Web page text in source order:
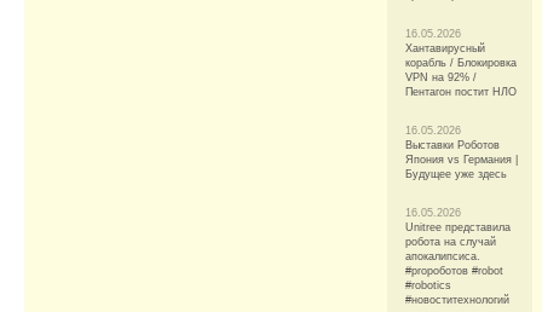
16.05.2026
Хантавирусный
корабль / Блокировка
VPN на 92% /
Пентагон постит НЛО
16.05.2026
Выставки Роботов
Япония vs Германия |
Будущее уже здесь
16.05.2026
Unitree представила
робота на случай
апокалипсиса.
#proроботов #robot
#robotics
#новоститехнологий